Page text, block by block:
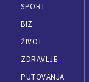
SPORT
BIZ
ŽIVOT
ZDRAVLJE
PUTOVANJA